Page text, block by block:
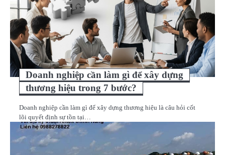
Doanh nghiệp cần làm gì để xây dựng
thương hiệu trong 7 bước?
Doanh nghiệp cần làm gì để xây dựng thương hiệu là câu hỏi cốt
lõi quyết định sự tồn tại…